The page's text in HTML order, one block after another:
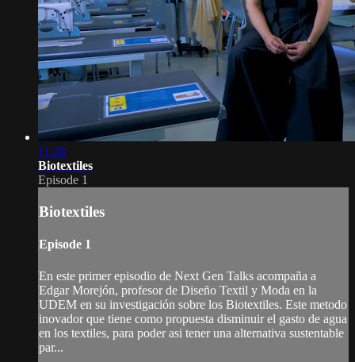
11:28
Biotextiles
Episode 1
Biotextiles
Episode 1
En este primer episodio de Next Gen Talks acompaña a
Edgar Morejón, profesor de Diseño Textil y Moda en la
UDEM en su investigación sobre los Biotextiles. Este metodo
inovador que tiene como propuesta disminuir el gasto de agua
en los textiles, para poder asi tener una alternativa sustentable
par...